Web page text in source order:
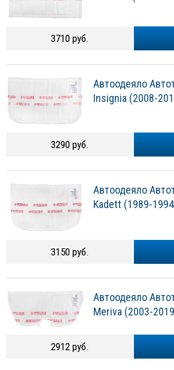
3710 руб.
Автоодеяло
Insignia (2008-
3290 руб.
Автоодеяло
Kadett (1989-
3150 руб.
Автоодеяло
Meriva (2003-
2912 руб.